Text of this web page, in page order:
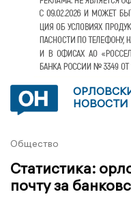
НОВОСТИ
Общество
Статистика:
почту за